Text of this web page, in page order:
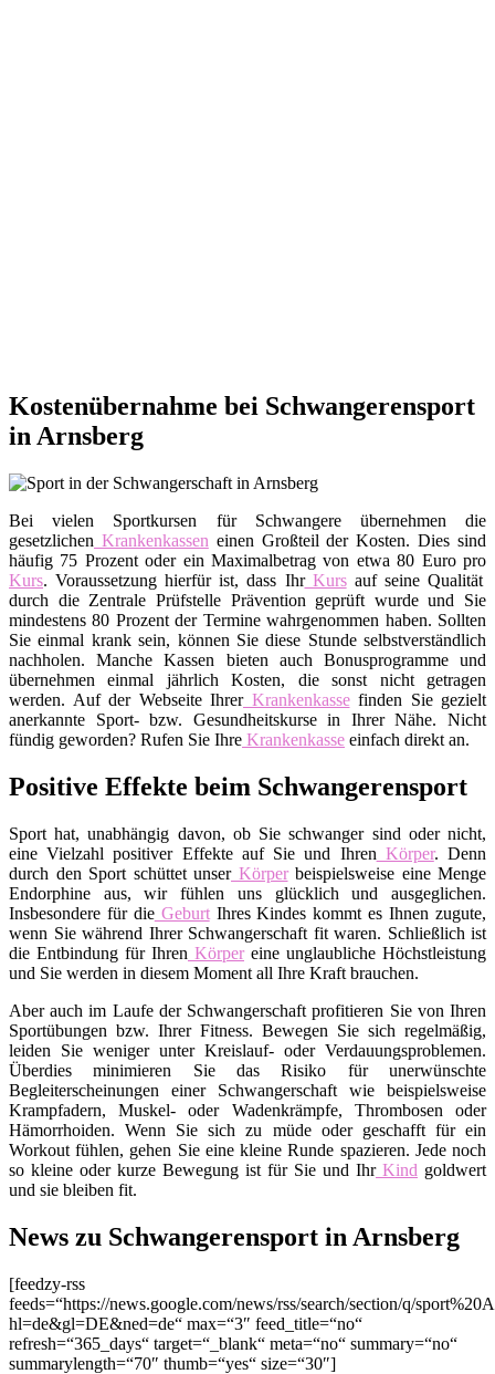
Kostenübernahme bei Schwangerensport
in Arnsberg
Bei vielen Sportkursen für Schwangere übernehmen die
gesetzlichen Krankenkassen einen Großteil der Kosten. Dies sind
häufig 75 Prozent oder ein Maximalbetrag von etwa 80 Euro pro
Kurs. Voraussetzung hierfür ist, dass IhrKursauf seine Qualität
durch die Zentrale Prüfstelle Prävention geprüft wurde und Sie
mindestens 80 Prozent der Termine wahrgenommen haben. Sollten
Sie einmal krank sein, können Sie diese Stunde selbstverständlich
nachholen. Manche Kassen bieten auch Bonusprogramme und
übernehmen einmal jährlich Kosten, die sonst nicht getragen
werden. Auf der Webseite IhrerKrankenkassefinden Sie gezielt
anerkannte Sport- bzw. Gesundheitskurse in Ihrer Nähe. Nicht
fündig geworden? Rufen Sie Ihre Krankenkasse einfach direkt an.
Positive Effekte beim Schwangerensport
Sport hat, unabhängig davon, ob Sie schwanger sind oder nicht,
eine Vielzahl positiver Effekte auf Sie und Ihren Körper. Denn
durch den Sport schüttet unserKörperbeispielsweise eine Menge
Endorphine aus, wir fühlen uns glücklich und ausgeglichen.
Insbesondere für dieGeburtIhres Kindes kommt es Ihnen zugute,
wenn Sie während Ihrer Schwangerschaft fit waren. Schließlich ist
die Entbindung für Ihren Körpereine unglaubliche Höchstleistung
und Sie werden in diesem Moment all Ihre Kraft brauchen.
Aber auch im Laufe der Schwangerschaft profitieren Sie von Ihren
Sportübungen bzw. Ihrer Fitness. Bewegen Sie sich regelmäßig,
leiden Sie weniger unter Kreislauf- oder Verdauungsproblemen.
Überdies minimieren Sie das Risiko für unerwünschte
Begleiterscheinungen einer Schwangerschaft wie beispielsweise
Krampfadern, Muskel- oder Wadenkrämpfe, Thrombosen oder
Hämorrhoiden. Wenn Sie sich zu müde oder geschafft für ein
Workout fühlen, gehen Sie eine kleine Runde spazieren. Jede noch
so kleine oder kurze Bewegung ist für Sie und IhrKind goldwert
und sie bleiben fit.
News zu Schwangerensport in Arnsberg
[feedzy-rss
feeds=“https://news.google.com/news/rss/search/section/q/
hl=de&gl=DE&ned=de“ max=“3″ feed_title=“no“
refresh=“365_days“ target=“_blank“ meta=“no“ summary=“no“
summarylength=“70″ thumb=“yes“ size=“30″]